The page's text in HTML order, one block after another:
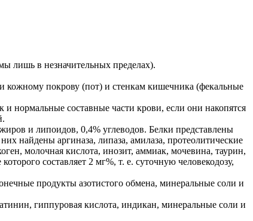
лишь в незначительных пределах).
кожному покрову (пот) и стенкам кишечника (фекальные
нормальные составные части крови, если они накопятся
и липоидов, 0,4% углеводов. Белки представлены
найдены аргиназа, липаза, амилаза, протеолитические
молочная кислота, инозит, аммиак, мочевина, таурин,
составляет 2 мг%, т. е. суточную человекодозу,
продукты азотистого обмена, минеральные соли и
гиппуровая кислота, индикан, минеральные соли и